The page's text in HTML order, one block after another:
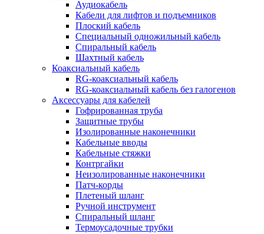
Аудиокабель
Кабели для лифтов и подъемников
Плоский кабель
Специальный одножильный кабель
Спиральный кабель
Шахтный кабель
Коаксиальный кабель
RG-коаксиальный кабель
RG-коаксиальный кабель без галогенов
Аксессуары для кабелей
Гофрированная труба
Защитные трубы
Изолированные наконечники
Кабельные вводы
Кабельные стяжки
Контргайки
Неизолированные наконечники
Патч-корды
Плетеный шланг
Ручной инструмент
Спиральный шланг
Термоусадочные трубки